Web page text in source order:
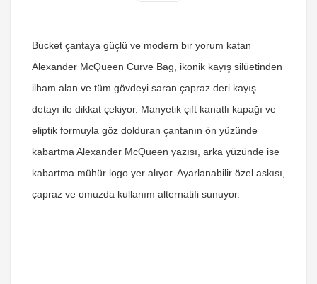
Bucket çantaya güçlü ve modern bir yorum katan
Alexander McQueen Curve Bag, ikonik kayış silüetinden
ilham alan ve tüm gövdeyi saran çapraz deri kayış
detayı ile dikkat çekiyor. Manyetik çift kanatlı kapağı ve
eliptik formuyla göz dolduran çantanın ön yüzünde
kabartma Alexander McQueen yazısı, arka yüzünde ise
kabartma mühür logo yer alıyor. Ayarlanabilir özel askısı,
çapraz ve omuzda kullanım alternatifi sunuyor.